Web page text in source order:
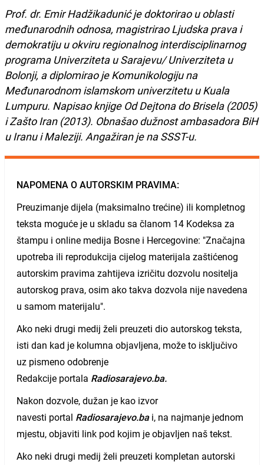
Prof. dr. Emir Hadžikadunić je doktorirao u oblasti
međunarodnih odnosa, magistrirao Ljudska prava i
demokratiju u okviru regionalnog interdisciplinarnog
programa Univerziteta u Sarajevu/ Univerziteta u
Bolonji, a diplomirao je Komunikologiju na
Međunarodnom islamskom univerzitetu u Kuala
Lumpuru. Napisao knjige Od Dejtona do Brisela (2005)
i Zašto Iran (2013). Obnašao dužnost ambasadora BiH
u Iranu i Maleziji. Angažiran je na SSST-u.
NAPOMENA O AUTORSKIM PRAVIMA:
Preuzimanje dijela (maksimalno trećine) ili kompletnog
teksta moguće je u skladu sa članom 14 Kodeksa za
štampu i online medija Bosne i Hercegovine: "Značajna
upotreba ili reprodukcija cijelog materijala zaštićenog
autorskim pravima zahtijeva izričitu dozvolu nositelja
autorskog prava, osim ako takva dozvola nije navedena
u samom materijalu".
Ako neki drugi medij želi preuzeti dio autorskog teksta,
isti dan kad je kolumna objavljena, može to isključivo
uz pismeno odobrenje
Redakcije portala Radiosarajevo.ba.
Nakon dozvole, dužan je kao izvor
navesti portal Radiosarajevo.bai, na najmanje jednom
mjestu, objaviti link pod kojim je objavljen naš tekst.
Ako neki drugi medij želi preuzeti kompletan autorski